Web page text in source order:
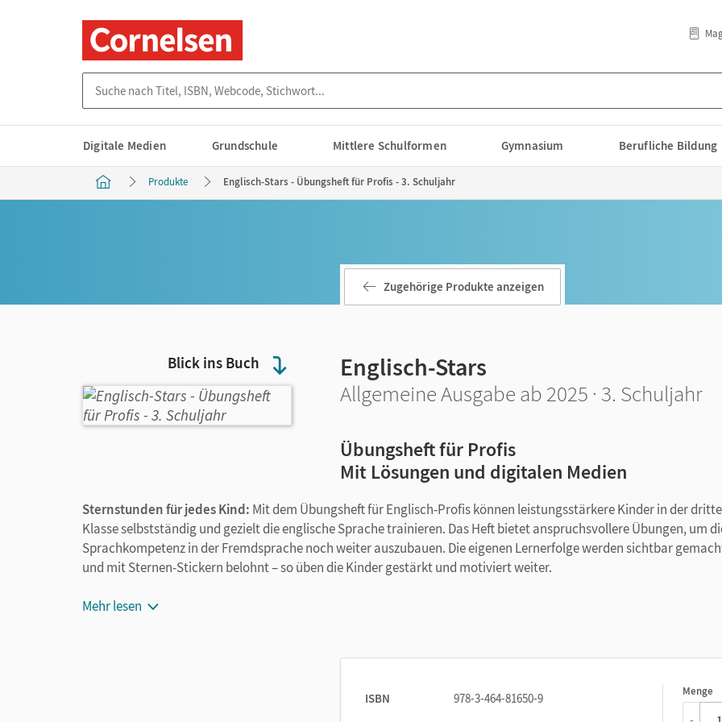
Digitale Medien Grundschule Mittlere Schulformen Gymnasium Berufliche Bildung
Produkte Englisch-Stars - Übungsheft für Profis - 3. Schuljahr
Blick ins Buch
Zugehörige Produkte anzeigen
Englisch-Stars
Allgemeine Ausgabe ab 2025 · 3. Schuljahr
Übungsheft für Profis
Mit Lösungen und digitalen Medien
Sternstunden für jedes Kind: Mit dem Übungsheft für Englisch-Profis können leistungsstärkere Kinder in der
Klasse selbstständig und gezielt die englische Sprache trainieren. Das Heft bietet anspruchsvollere Übungen, um
Sprachkompetenz in der Fremdsprache noch weiter auszubauen. Die eigenen Lernerfolge werden sichtbar
und mit Sternen-Stickern belohnt – so üben die Kinder gestärkt und motiviert weiter.
So wird jedes Kind zum Englisch-Star:
Sally und Mr Mole begleiten die Kinder und geben wichtige sprachliche Tipps
Mit den beliebten Stickern werden Lernerfolge sichtbar und direkt belohnt.
Mehr lesen
ISBN
978-3-464-81650-9
Menge
1